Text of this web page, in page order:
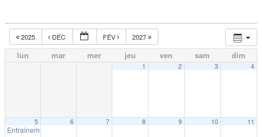
2025 DÉC FÉV 2027
lun mar mer jeu ven sam dim
1 2 3 4
5
Entrainement intérieur à Shawinigan
6 7 8 9 10 11